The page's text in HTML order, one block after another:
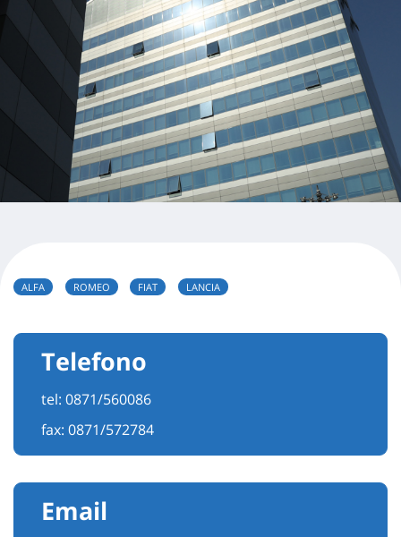
ALFA ROMEO FIAT LANCIA
Telefono
tel: 0871/560086
fax: 0871/572784
Email